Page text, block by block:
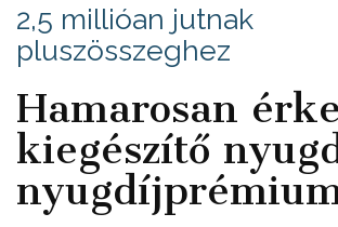
2,5 millióan jutnak
pluszösszeghez
Hamarosan
kiegészítő